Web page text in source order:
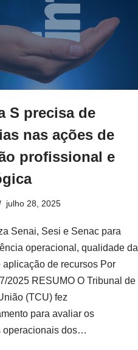
S precisa de
nas ações de
profissional e
julho 28, 2025
Senai, Sesi e Senac para
operacional, qualidade da
aplicação de recursos Por
2025 RESUMO O Tribunal de
(TCU) fez
para avaliar os
operacionais dos…